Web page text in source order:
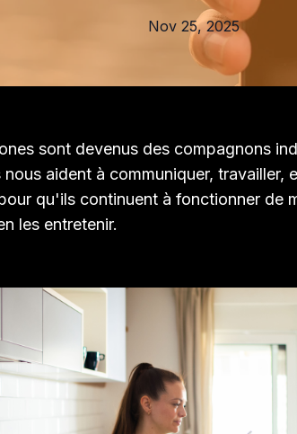
Nov 25, 2025
sont devenus des compagnons
aident à communiquer, travailler,
qu'ils continuent à fonctionner de
les entretenir.